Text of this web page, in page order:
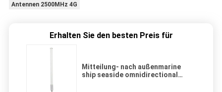
Antennen 2500MHz 4G
Erhalten Sie den besten Preis für
Mitteilung- nach außenmarine
ship seaside omnidirectional